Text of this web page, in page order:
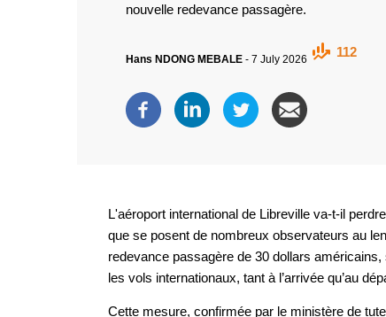
nouvelle redevance passagère.
Hans NDONG MEBALE - 7 July 2026
112
L'aéroport international de Libreville va-t-il
que se posent de nombreux observateurs au
redevance passagère de 30 dollars
les vols internationaux, tant à l’arrivée qu’au
Cette mesure, confirmée par le ministère de